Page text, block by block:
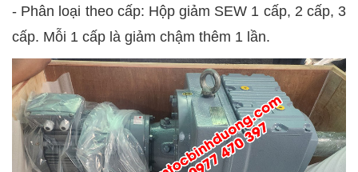
- Phân loại theo cấp: Hộp giảm SEW 1 cấp, 2 cấp, 3
cấp. Mỗi 1 cấp là giảm chậm thêm 1 lần.